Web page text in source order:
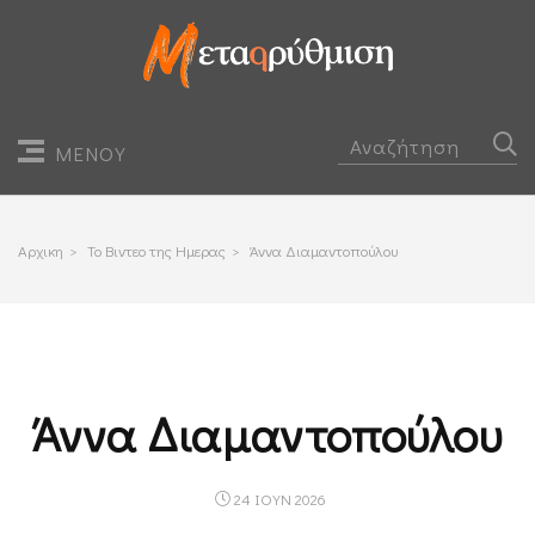
ΜΕΝΟΥ
Αρχικη > Το Βιντεο της Ημερας > Άννα Διαμαντοπούλου
Άννα Διαμαντοπούλου
24 ΙΟΥΝ 2026